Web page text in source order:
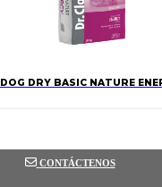
DOG DRY BASIC NATURE
CONTÁCTENOS